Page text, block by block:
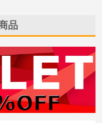
品